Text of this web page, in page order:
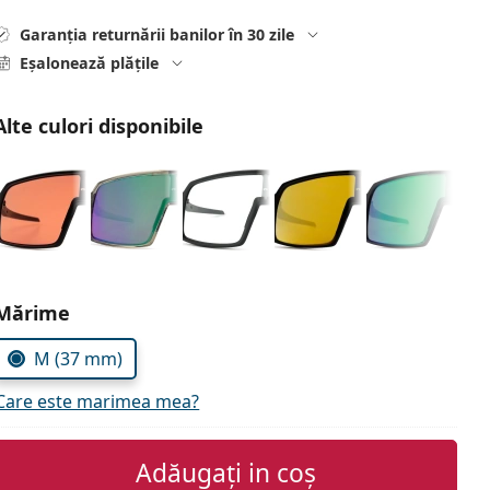
Garanția returnării banilor în 30 zile
Eșalonează plățile
culori disponibile
parametrii
M (37 mm)
este marimea mea?
Adăugați in coș